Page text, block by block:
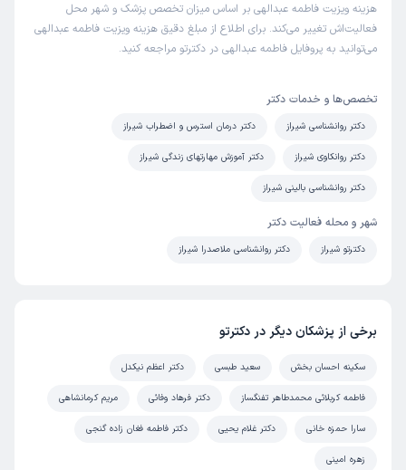
هزینه ویزیت فاطمه عبدالهی بر اساس میزان تخصص پزشک و شهر محل
فعالیت‌اش تغییر می‌کند. برای اطلاع از مبلغ دقیق هزینه ویزیت فاطمه عبدالهی
می‌توانید به پروفایل فاطمه عبدالهی در دکترتو مراجعه کنید.
تخصص‌ها و خدمات دکتر
دکتر روانشناسی شیراز دکتر درمان استرس و اضطراب شیراز
دکتر روانکاوی شیراز دکتر آموزش مهارتهای زندگی شیراز
دکتر روانشناسی بالینی شیراز
شهر و محله فعالیت دکتر
دکترتو شیراز دکتر روانشناسی ملاصدرا شیراز
برخی از پزشکان دیگر در دکترتو
سکینه احسان بخش سعید طبسی دکتر اعظم نیکدل
فاطمه کربلائی محمدطاهر تفنگساز دکتر فرهاد وفائی مریم کرمانشاهی
سارا حمزه خانی دکتر غلام یحیی دکتر فاطمه فغان زاده گنجی
زهره امینی